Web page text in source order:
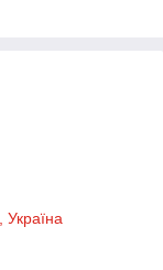
Україна